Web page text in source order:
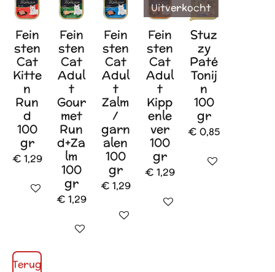
Fein
sten
Cat
Kitte
n
Run
d
100
gr
€ 1,29
In winkelwagen
Fein
sten
Cat
Adul
t
Gour
met
Run
d+Za
lm
100
gr
€ 1,29
In winkelwagen
Fein
sten
Cat
Adul
t
Zalm
/
garn
alen
100
gr
€ 1,29
In winkelwagen
Fein
sten
Cat
Adul
t
Kipp
enle
ver
100
gr
€ 1,29
In winkelwagen
Uitverkocht
Stuz
zy
Paté
Tonij
n
100
gr
€ 0,85
Houd mij op de
Terug